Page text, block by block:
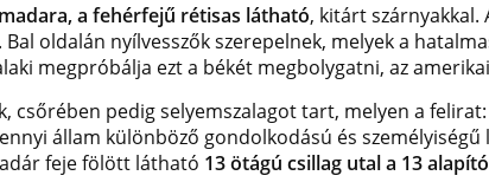
a fehérfejű rétisas látható, kitárt szárnyakkal.
oldalán nyílvesszők szerepelnek, melyek a
megpróbálja ezt a békét megbolygatni, az
pedig selyemszalagot tart, melyen a felirat:
állam különböző gondolkodású és személyiségű
feje fölött látható 13 ötágú csillag utal a 13